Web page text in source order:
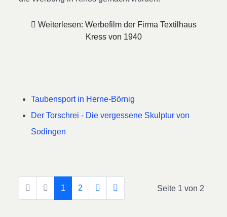
Weiterlesen: Werbefilm der Firma Textilhaus
Kress von 1940
Taubensport in Herne-Börnig
Der Torschrei - Die vergessene Skulptur von
Sodingen
Seite 1 von 2
1 2